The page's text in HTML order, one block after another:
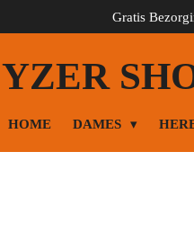
Gratis
HOME DAMES